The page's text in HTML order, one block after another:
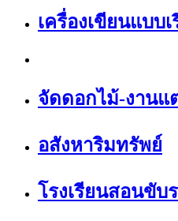
เครื่องเขียนแบบ
จัดดอกไม้-งานแ
อสังหาริมทรัพย์
โรงเรียนสอนขับ